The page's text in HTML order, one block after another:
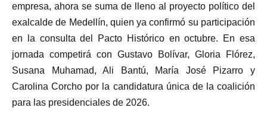
empresa, ahora se suma de lleno al proyecto político del
exalcalde de Medellín, quien ya confirmó su participación
en la consulta del Pacto Histórico en octubre. En esa
jornada competirá con Gustavo Bolívar, Gloria Flórez,
Susana Muhamad, Ali Bantú, María José Pizarro y
Carolina Corcho por la candidatura única de la coalición
para las presidenciales de 2026.